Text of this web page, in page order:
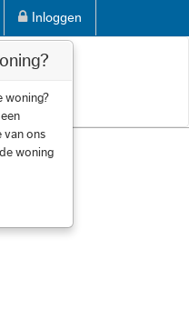
Inloggen
woning?
van ons
woning